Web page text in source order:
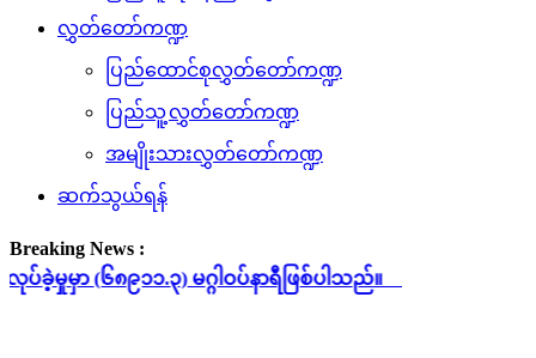
လွှတ်တော်ကဏ္ဍ
ပြည်ထောင်စုလွှတ်တော်ကဏ္ဍ
ပြည်သူ့လွှတ်တော်ကဏ္ဍ
အမျိုးသားလွှတ်တော်ကဏ္ဍ
ဆက်သွယ်ရန်
Breaking News :
မဂ္ဂါဝပ်နာရီဖြစ်ပါသည်။